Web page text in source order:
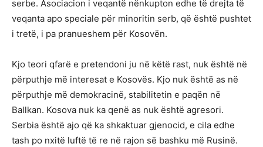
serbe. Asociacion i veqantë nënkupton edhe të drejta të
veqanta apo speciale për minoritin serb, që është pushtet
i tretë, i pa pranueshem për Kosovën.
Kjo teori qfarë e pretendoni ju në këtë rast, nuk është në
përputhje më interesat e Kosovës. Kjo nuk është as në
përputhje më demokracinë, stabilitetin e paqën në
Ballkan. Kosova nuk ka qenë as nuk është agresori.
Serbia është ajo që ka shkaktuar gjenocid, e cila edhe
tash po nxitë luftë të re në rajon së bashku më Rusinë.